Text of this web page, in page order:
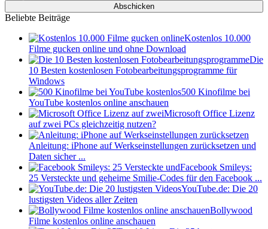
Beliebte Beiträge
Kostenlos 10.000
Filme gucken online und ohne Download
Die
10 Besten kostenlosen Fotobearbeitungsprogramme für
Windows
500 Kinofilme bei
YouTube kostenlos online anschauen
Microsoft Office Lizenz
auf zwei PCs gleichzeitig nutzen?
Anleitung: iPhone auf Werkseinstellungen zurücksetzen und
Daten sicher ...
Facebook Smileys:
25 Versteckte und geheime Smilie-Codes für den Facebook ...
YouTube.de: Die 20
lustigsten Videos aller Zeiten
Bollywood
Filme kostenlos online anschauen